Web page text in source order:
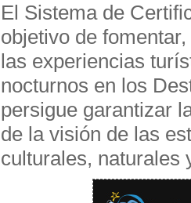
El Sistema de
objetivo de
las experiencias
nocturnos en los
persigue garantizar
de la visión de las
culturales, naturales